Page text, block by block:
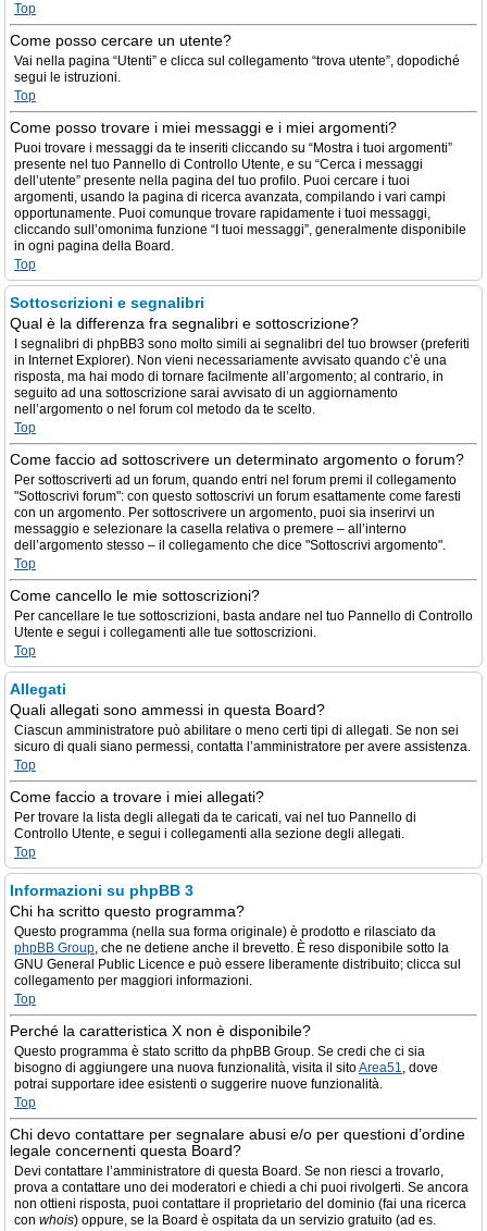
Top
Come posso cercare un utente?
Vai nella pagina “Utenti” e clicca sul collegamento “trova utente”, dopodiché
segui le istruzioni.
Top
Come posso trovare i miei messaggi e i miei argomenti?
Puoi trovare i messaggi da te inseriti cliccando su “Mostra i tuoi argomenti”
presente nel tuo Pannello di Controllo Utente, e su “Cerca i messaggi
dell’utente” presente nella pagina del tuo profilo. Puoi cercare i tuoi
argomenti, usando la pagina di ricerca avanzata, compilando i vari campi
opportunamente. Puoi comunque trovare rapidamente i tuoi messaggi,
cliccando sull’omonima funzione “I tuoi messaggi”, generalmente disponibile
in ogni pagina della Board.
Top
Sottoscrizioni e segnalibri
Qual è la differenza fra segnalibri e sottoscrizione?
I segnalibri di phpBB3 sono molto simili ai segnalibri del tuo browser (preferiti
in Internet Explorer). Non vieni necessariamente avvisato quando c’è una
risposta, ma hai modo di tornare facilmente all’argomento; al contrario, in
seguito ad una sottoscrizione sarai avvisato di un aggiornamento
nell’argomento o nel forum col metodo da te scelto.
Top
Come faccio ad sottoscrivere un determinato argomento o forum?
Per sottoscriverti ad un forum, quando entri nel forum premi il collegamento
"Sottoscrivi forum": con questo sottoscrivi un forum esattamente come faresti
con un argomento. Per sottoscrivere un argomento, puoi sia inserirvi un
messaggio e selezionare la casella relativa o premere – all’interno
dell’argomento stesso – il collegamento che dice "Sottoscrivi argomento".
Top
Come cancello le mie sottoscrizioni?
Per cancellare le tue sottoscrizioni, basta andare nel tuo Pannello di Controllo
Utente e segui i collegamenti alle tue sottoscrizioni.
Top
Allegati
Quali allegati sono ammessi in questa Board?
Ciascun amministratore può abilitare o meno certi tipi di allegati. Se non sei
sicuro di quali siano permessi, contatta l’amministratore per avere assistenza.
Top
Come faccio a trovare i miei allegati?
Per trovare la lista degli allegati da te caricati, vai nel tuo Pannello di
Controllo Utente, e segui i collegamenti alla sezione degli allegati.
Top
Informazioni su phpBB 3
Chi ha scritto questo programma?
Questo programma (nella sua forma originale) è prodotto e rilasciato da
phpBB Group, che ne detiene anche il brevetto. È reso disponibile sotto la
GNU General Public Licence e può essere liberamente distribuito; clicca sul
collegamento per maggiori informazioni.
Top
Perché la caratteristica X non è disponibile?
Questo programma è stato scritto da phpBB Group. Se credi che ci sia
bisogno di aggiungere una nuova funzionalità, visita il sitoArea51, dove
potrai supportare idee esistenti o suggerire nuove funzionalità.
Top
Chi devo contattare per segnalare abusi e/o per questioni d’ordine
legale concernenti questa Board?
Devi contattare l’amministratore di questa Board. Se non riesci a trovarlo,
prova a contattare uno dei moderatori e chiedi a chi puoi rivolgerti. Se ancora
non ottieni risposta, puoi contattare il proprietario del dominio (fai una ricerca
con whois) oppure, se la Board è ospitata da un servizio gratuito (ad es.